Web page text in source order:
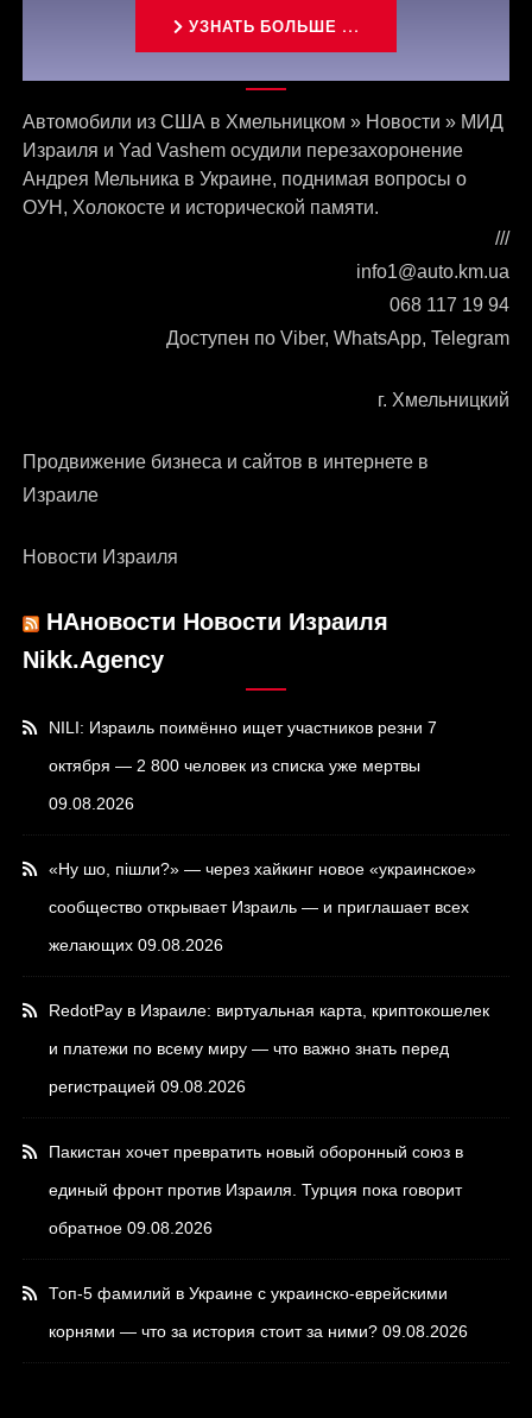
УЗНАТЬ БОЛЬШЕ ...
Связаться с нами
Автомобили из США в Хмельницком » Новости » МИД
Израиля и Yad Vashem осудили перезахоронение
Андрея Мельника в Украине, поднимая вопросы о
ОУН, Холокосте и исторической памяти.
///
info1@auto.km.ua
068 117 19 94
Доступен по Viber, WhatsApp, Telegram
г. Хмельницкий
Продвижение бизнеса и сайтов в интернете в
Израиле
Новости Израиля
НАновости Новости Израиля
Nikk.Agency
NILI: Израиль поимённо ищет участников резни 7
октября — 2 800 человек из списка уже мертвы
09.08.2026
«Ну шо, пішли?» — через хайкинг новое «украинское»
сообщество открывает Израиль — и приглашает всех
желающих 09.08.2026
RedotPay в Израиле: виртуальная карта, криптокошелек
и платежи по всему миру — что важно знать перед
регистрацией 09.08.2026
Пакистан хочет превратить новый оборонный союз в
единый фронт против Израиля. Турция пока говорит
обратное 09.08.2026
Топ-5 фамилий в Украине с украинско-еврейскими
корнями — что за история стоит за ними? 09.08.2026